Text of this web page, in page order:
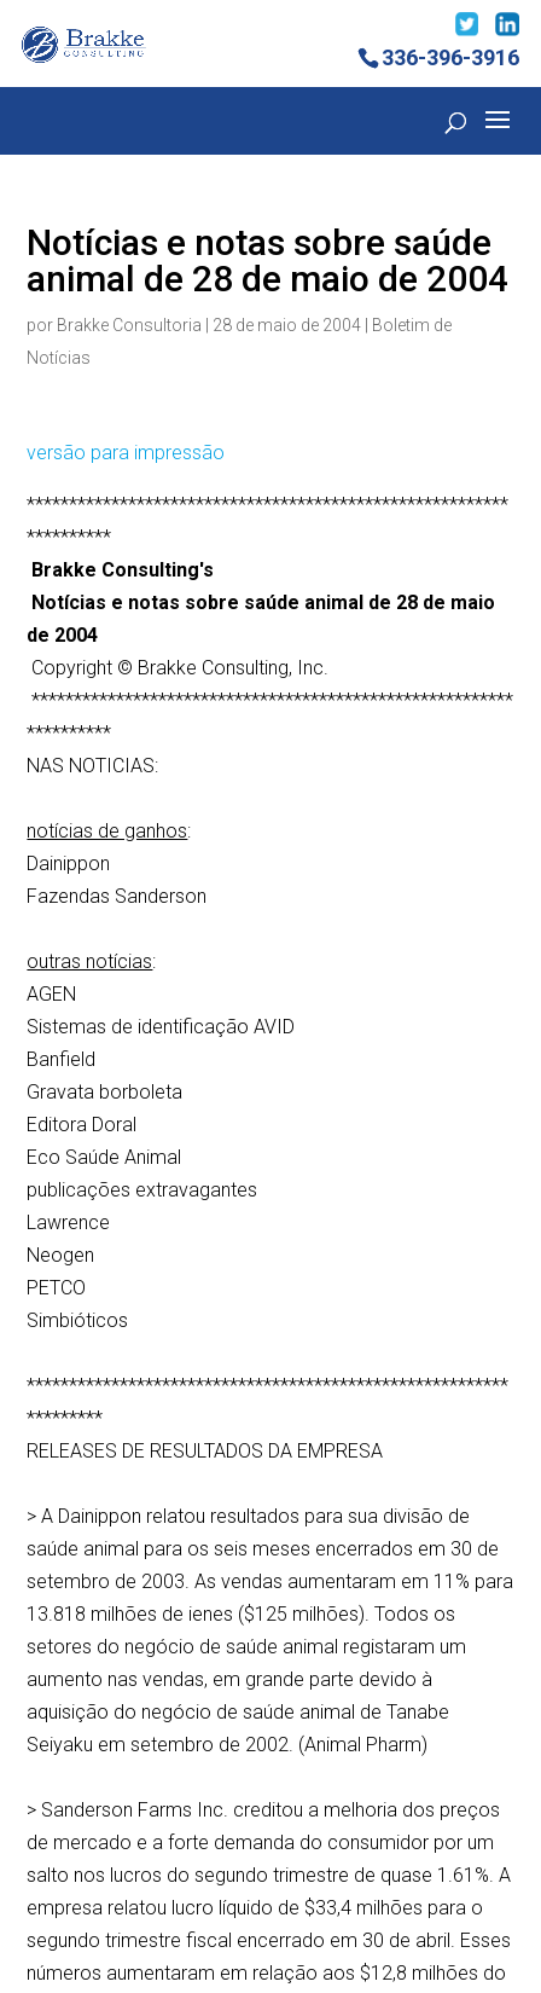
336-396-3916
Notícias e notas sobre saúde
animal de 28 de maio de 2004
por Brakke Consultoria 28 de maio de 2004
Boletim de
Notícias
versão para impressão
*********************************************************
**********
Brakke Consulting's
Notícias e notas sobre saúde animal de 28 de maio
de 2004
Copyright © Brakke Consulting, Inc.
*********************************************************
**********
NAS NOTICIAS:
notícias de ganhos:
Dainippon
Fazendas Sanderson
outras notícias:
AGEN
Sistemas de identificação AVID
Banfield
Gravata borboleta
Editora Doral
Eco Saúde Animal
publicações extravagantes
Lawrence
Neogen
PETCO
Simbióticos
*********************************************************
*********
RELEASES DE RESULTADOS DA EMPRESA
> A Dainippon relatou resultados para sua divisão de
saúde animal para os seis meses encerrados em 30 de
setembro de 2003. As vendas aumentaram em 11% para
13.818 milhões de ienes ($125 milhões). Todos os
setores do negócio de saúde animal registaram um
aumento nas vendas, em grande parte devido à
aquisição do negócio de saúde animal de Tanabe
Seiyaku em setembro de 2002. (Animal Pharm)
> Sanderson Farms Inc. creditou a melhoria dos preços
de mercado e a forte demanda do consumidor por um
salto nos lucros do segundo trimestre de quase 1.61%. A
empresa relatou lucro líquido de $33,4 milhões para o
segundo trimestre fiscal encerrado em 30 de abril. Esses
números aumentaram em relação aos $12,8 milhões do